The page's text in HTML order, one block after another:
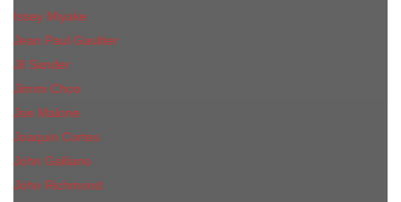
Issey Miyake
Jean Paul Gaultier
Jil Sander
Jimmi Choo
Jое Malоnе
Joaquin Cortes
John Galliano
John Richmond